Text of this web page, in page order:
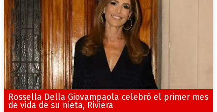
Rossella Della Giovampaola celebró el primer mes
de vida de su nieta, Riviera